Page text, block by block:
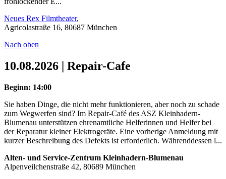
Neues Rex Filmtheater,
Agricolastraße 16, 80687 München
Nach oben
10.08.2026 | Repair-Cafe
Beginn: 14:00
Sie haben Dinge, die nicht mehr funktionieren, aber noch zu schade
zum Wegwerfen sind? Im Repair-Café des ASZ Kleinhadern-
Blumenau unterstützen ehrenamtliche Helferinnen und Helfer bei
der Reparatur kleiner Elektrogeräte. Eine vorherige Anmeldung mit
kurzer Beschreibung des Defekts ist erforderlich. Währenddessen l...
Alten- und Service-Zentrum Kleinhadern-Blumenau
Alpenveilchenstraße 42, 80689 München